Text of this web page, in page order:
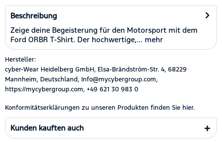
Beschreibung
Zeige deine Begeisterung für den Motorsport mit dem
Ford ORBR T-Shirt. Der hochwertige,... mehr
Hersteller:
cyber-Wear Heidelberg GmbH, Elsa-Brändström-Str. 4, 68229
Mannheim, Deutschland, Info@mycybergroup.com,
https://mycybergroup.com, +49 621 30 983 0
Konformitätserklärungen zu unseren Produkten finden Sie hier.
Kunden kauften auch